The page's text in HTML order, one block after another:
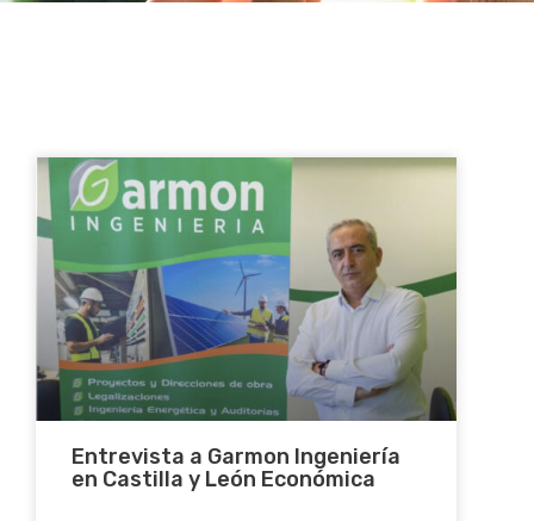
Entrevista a Garmon Ingeniería
en Castilla y León Económica